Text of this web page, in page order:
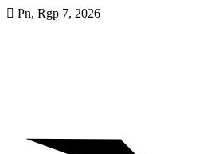
SkipPn, Rgp 7, 2026